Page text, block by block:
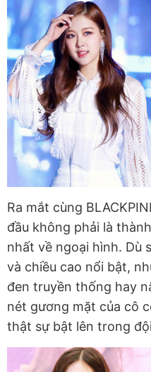
Ra mắt cùng
đầu không phải là
nhất về ngoại hình. Dù
và chiều cao nổi bật,
đen truyền thống hay
nét gương mặt của cô
thật sự bật lên trong